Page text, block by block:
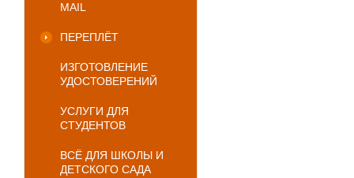
MAIL
ПЕРЕПЛЁТ
ИЗГОТОВЛЕНИЕ
УДОСТОВЕРЕНИЙ
УСЛУГИ ДЛЯ
СТУДЕНТОВ
ВСЁ ДЛЯ ШКОЛЫ И
ДЕТСКОГО САДА